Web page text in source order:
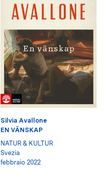
Silvia Avallone
EN VÄNSKAP
NATUR & KULTUR
Svezia
febbraio 2022